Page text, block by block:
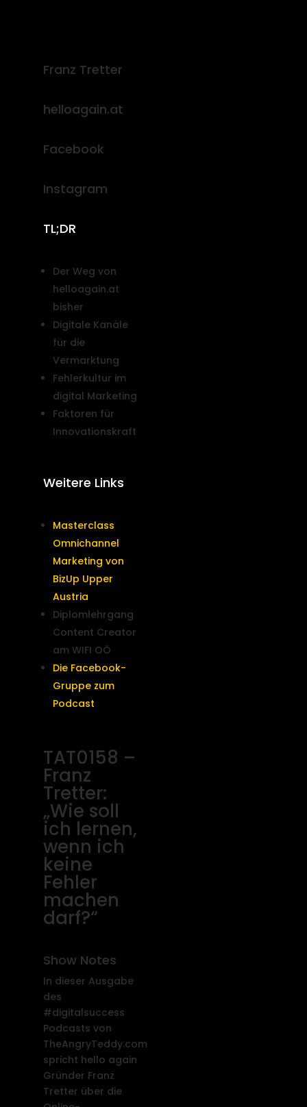
Franz Tretter
helloagain.at
Facebook
Instagram
TL;DR
Der Weg von
helloagain.at
bisher
Digitale Kanäle
für die
Vermarktung
Fehlerkultur im
digital Marketing
Faktoren für
Innovationskraft
Weitere Links
Masterclass
Omnichannel
Marketing von
BizUp Upper
Austria
Diplomlehrgang
Content Creator
am WIFI OÖ
Die Facebook-
Gruppe zum
Podcast
TAT0158 –
Franz
Tretter:
„Wie soll
ich lernen,
wenn ich
keine
Fehler
machen
darf?“
Show Notes
In dieser Ausgabe
des
#digitalsuccess
Podcasts von
TheAngryTeddy.com
spricht hello again
Gründer Franz
Tretter über die